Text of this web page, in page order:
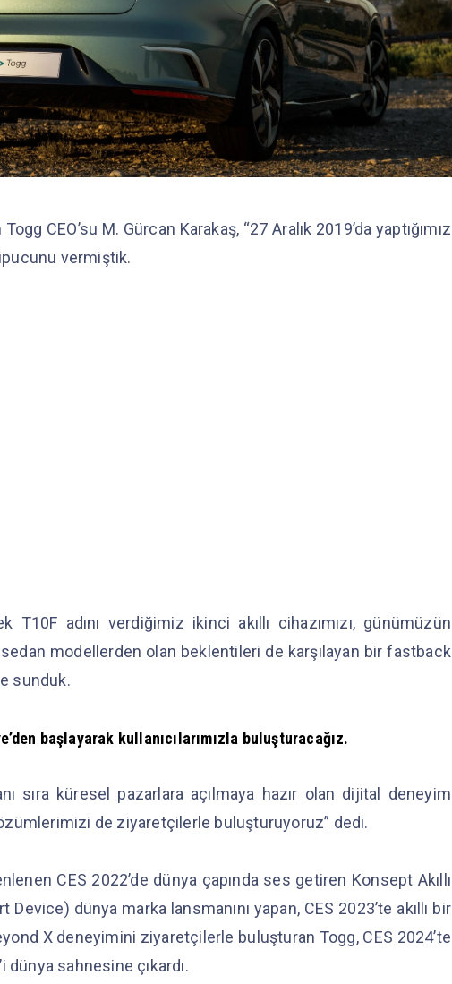
CEO’su M. Gürcan Karakaş, “27 Aralık 2019’da yaptığımız
vermiştik.
T10F adını verdiğimiz ikinci akıllı cihazımızı, günümüzün
modellerden olan beklentileri de karşılayan bir fastback
sunduk.
başlayarak kullanıcılarımızla buluşturacağız.
sıra küresel pazarlara açılmaya hazır olan dijital deneyim
de ziyaretçilerle buluşturuyoruz” dedi.
CES 2022’de dünya çapında ses getiren Konsept Akıllı
dünya marka lansmanını yapan, CES 2023’te akıllı bir
X deneyimini ziyaretçilerle buluşturan Togg, CES 2024’te
dünya sahnesine çıkardı.